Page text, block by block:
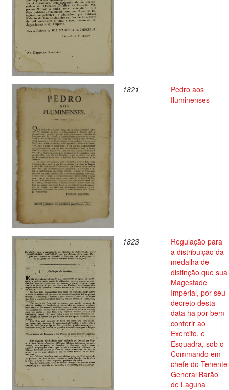
1821
Pedro aos
fluminenses
1823
Regulação para
a distribuição da
medalha de
distinção que sua
Magestade
Imperial, por seu
decreto desta
data ha por bem
conferir ao
Exercito, e
Esquadra, sob o
Commando em
chefe do Tenente
General Barão
de Laguna